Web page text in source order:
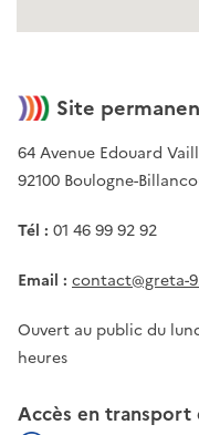
Site
64 Avenue Edouard
92100 Boulogne-
Tél : 01 46 99 92 92
Email : contact@greta-
Ouvert au public du
heures
Accès en transport